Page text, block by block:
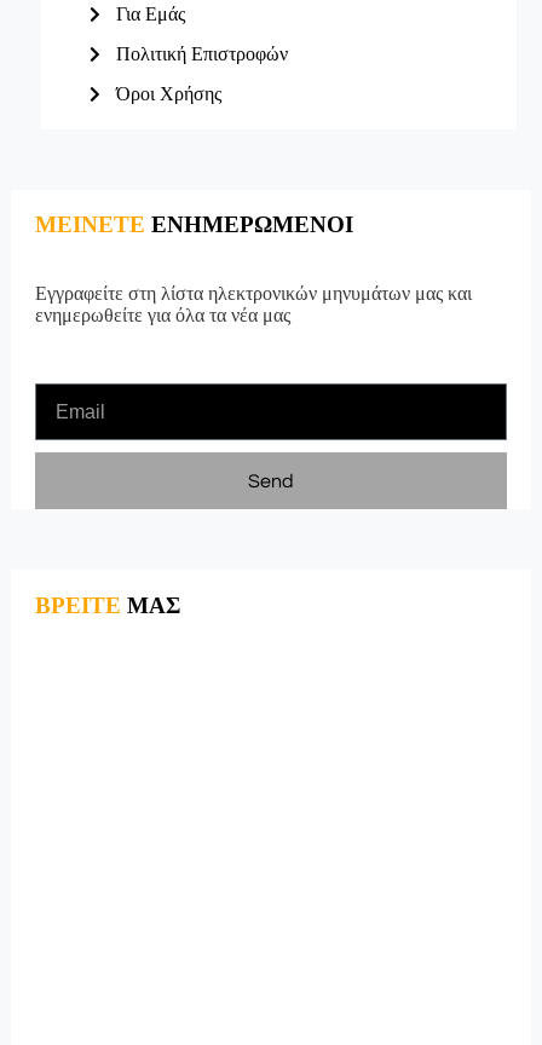
Για Εμάς
Πολιτική Επιστροφών
Όροι Χρήσης
ΜΕΙΝΕΤΕ ΕΝΗΜΕΡΩΜΕΝΟΙ
Εγγραφείτε στη λίστα ηλεκτρονικών μηνυμάτων μας και
ενημερωθείτε για όλα τα νέα μας
Send
ΒΡΕΙΤΕ ΜΑΣ